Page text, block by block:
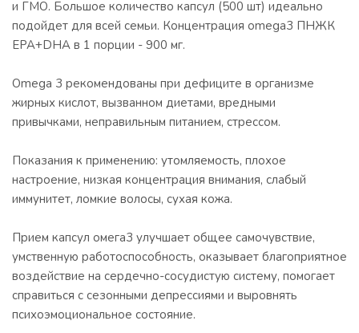
и ГМО. Большое количество капсул (500 шт) идеально
подойдет для всей семьи. Концентрация omega3 ПНЖК
EPA+DHA в 1 порции - 900 мг.
Omega 3 рекомендованы при дефиците в организме
жирных кислот, вызванном диетами, вредными
привычками, неправильным питанием, стрессом.
Показания к применению: утомляемость, плохое
настроение, низкая концентрация внимания, слабый
иммунитет, ломкие волосы, сухая кожа.
Прием капсул омега3 улучшает общее самочувствие,
умственную работоспособность, оказывает благоприятное
воздействие на сердечно-сосудистую систему, помогает
справиться с сезонными депрессиями и выровнять
психоэмоциональное состояние.